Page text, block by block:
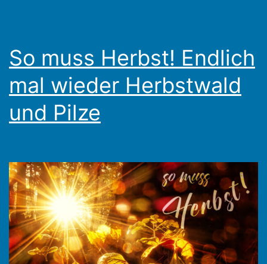
So muss Herbst! Endlich
mal wieder Herbstwald
und Pilze